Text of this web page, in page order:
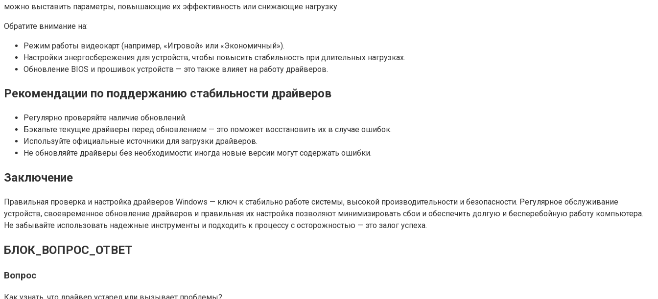
можно выставить параметры, повышающие их эффективность или снижающие нагрузку.
Обратите внимание на:
Режим работы видеокарт (например, «Игровой» или «Экономичный»).
Настройки энергосбережения для устройств, чтобы повысить стабильность при длительных нагрузках.
Обновление BIOS и прошивок устройств — это также влияет на работу драйверов.
Рекомендации по поддержанию стабильности драйверов
Регулярно проверяйте наличие обновлений.
Бэкапьте текущие драйверы перед обновлением — это поможет восстановить их в случае ошибок.
Используйте официальные источники для загрузки драйверов.
Не обновляйте драйверы без необходимости: иногда новые версии могут содержать ошибки.
Заключение
Правильная проверка и настройка драйверов Windows — ключ к стабильно работе системы, высокой производительности и безопасности. Регулярное обслуживание
устройств, своевременное обновление драйверов и правильная их настройка позволяют минимизировать сбои и обеспечить долгую и бесперебойную работу компьютера.
Не забывайте использовать надежные инструменты и подходить к процессу с осторожностью — это залог успеха.
БЛОК_ВОПРОС_ОТВЕТ
Вопрос